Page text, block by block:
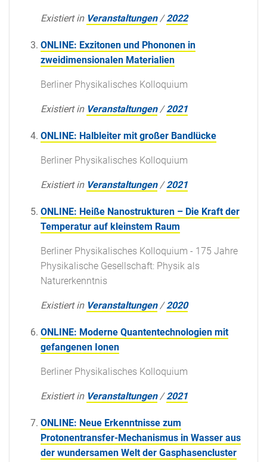
Existiert in Veranstaltungen /2022
ONLINE: Exzitonen und Phononen in
zweidimensionalen Materialien
Berliner Physikalisches Kolloquium
Existiert in Veranstaltungen /2021
ONLINE: Halbleiter mit großer Bandlücke
Berliner Physikalisches Kolloquium
Existiert in Veranstaltungen /2021
ONLINE: Heiße Nanostrukturen – Die Kraft der
Temperatur auf kleinstem Raum
Berliner Physikalisches Kolloquium - 175 Jahre
Physikalische Gesellschaft: Physik als
Naturerkenntnis
Existiert in Veranstaltungen /2020
ONLINE: Moderne Quantentechnologien mit
gefangenen Ionen
Berliner Physikalisches Kolloquium
Existiert in Veranstaltungen /2021
ONLINE: Neue Erkenntnisse zum
Protonentransfer-Mechanismus in Wasser aus
der wundersamen Welt der Gasphasencluster